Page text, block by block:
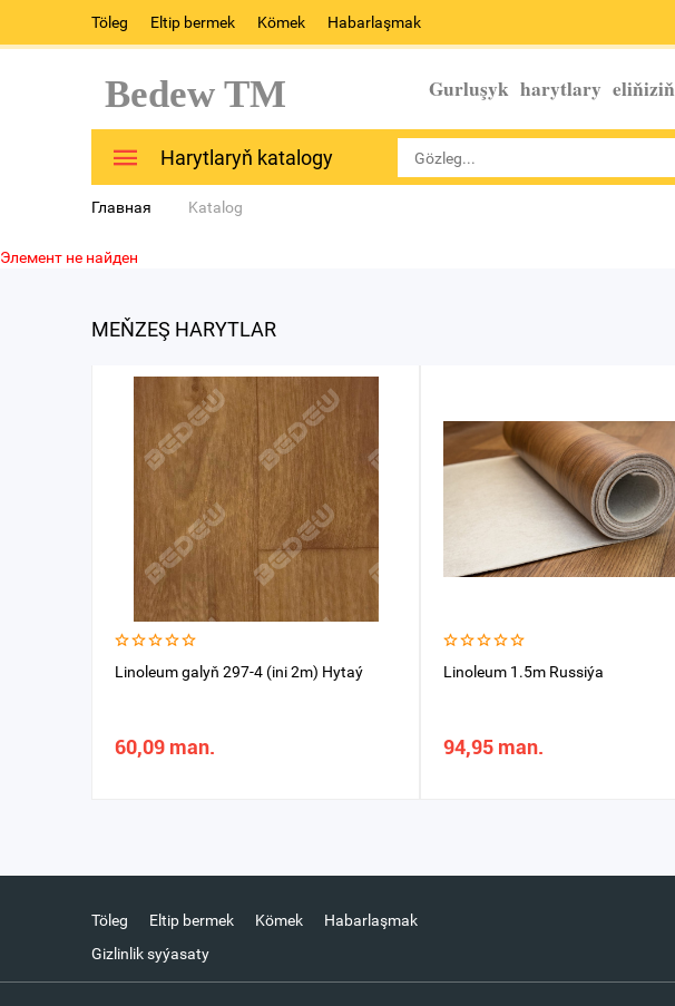
Töleg Eltip bermek Kömek Habarlaşmak
Bedew TM Gurluşyk harytlary eliňiziň
Harytlaryň katalogy
Главная Katalog
Элемент не найден
MEŇZEŞ HARYTLAR
Linolеum galyň 297-4 (ini 2m) Hytaý
60,09 man.
Linoleum 1.5m Russiýa
94,95 man.
Töleg Eltip bermek Kömek
Habarlaşmak
Gizlinlik syýasaty